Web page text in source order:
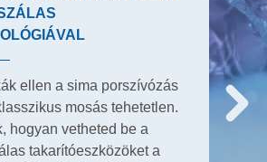
ellen a sima porszívózás
mosás tehetetlen.
hogyan vetheted be a
takarítóeszközöket a